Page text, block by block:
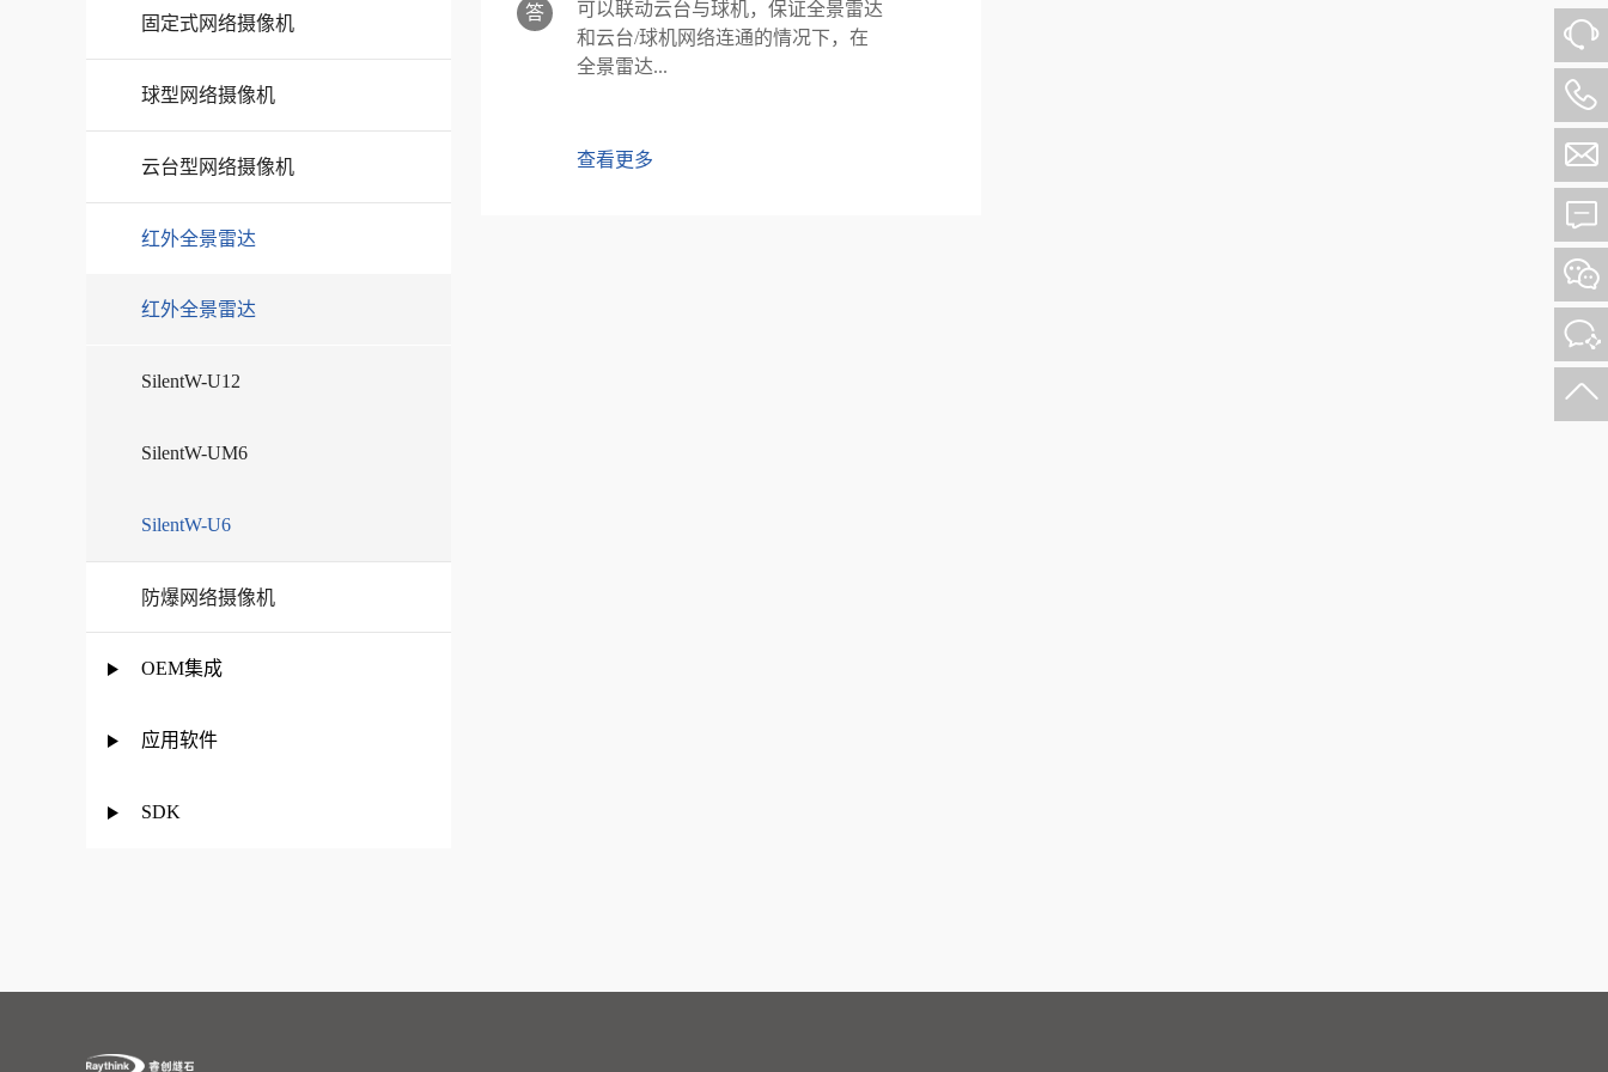
固定式网络摄像机
球型网络摄像机
云台型网络摄像机
红外全景雷达
红外全景雷达
SilentW-U12
SilentW-UM6
SilentW-U6
防爆网络摄像机
OEM集成
应用软件
SDK
答
可以联动云台与球机，保证全景雷达
和云台/球机网络连通的情况下，在
全景雷达...
查看更多